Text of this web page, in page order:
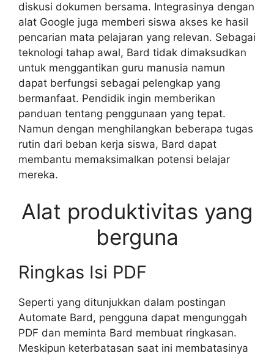
diskusi dokumen bersama. Integrasinya dengan
alat Google juga memberi siswa akses ke hasil
pencarian mata pelajaran yang relevan. Sebagai
teknologi tahap awal, Bard tidak dimaksudkan
untuk menggantikan guru manusia namun
dapat berfungsi sebagai pelengkap yang
bermanfaat. Pendidik ingin memberikan
panduan tentang penggunaan yang tepat.
Namun dengan menghilangkan beberapa tugas
rutin dari beban kerja siswa, Bard dapat
membantu memaksimalkan potensi belajar
mereka.
Alat produktivitas yang
berguna
Ringkas Isi PDF
Seperti yang ditunjukkan dalam postingan
Automate Bard, pengguna dapat mengunggah
PDF dan meminta Bard membuat ringkasan.
Meskipun keterbatasan saat ini membatasinya